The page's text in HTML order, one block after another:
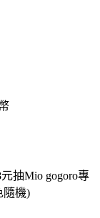
抽Mio gogoro專
隨機)